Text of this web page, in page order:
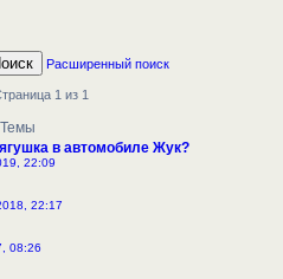
Расширенный поиск
1 из 1
Темы
в автомобиле Жук?
22:09
22:17
08:26